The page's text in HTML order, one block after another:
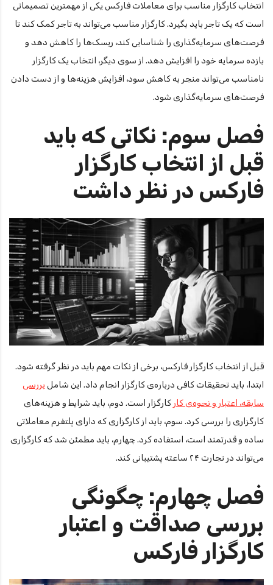
انتخاب کارگزار مناسب برای معاملات فارکس یکی از مهمترین تصمیماتی
است که یک تاجر باید بگیرد. کارگزار مناسب می‌تواند به تاجر کمک کند تا
فرصت‌های سرمایه‌گذاری را شناسایی کند، ریسک‌ها را کاهش دهد و
بازده سرمایه خود را افزایش دهد. از سوی دیگر، انتخاب یک کارگزار
نامناسب می‌تواند منجر به کاهش سود، افزایش هزینه‌ها و از دست دادن
فرصت‌های سرمایه‌گذاری شود.
فصل سوم: نکاتی که باید
قبل از انتخاب کارگزار
فارکس در نظر داشت
قبل از انتخاب کارگزار فارکس، برخی از نکات مهم باید در نظر گرفته شود.
ابتدا، باید تحقیقات کافی درباره‌ی کارگزار انجام داد. این شامل بررسی
سابقه، اعتبار و نحوه‌ی کار کارگزار است. دوم، باید شرایط و هزینه‌های
کارگزاری را بررسی کرد. سوم، باید از کارگزاری که دارای پلتفرم معاملاتی
ساده و قدرتمند است، استفاده کرد. چهارم، باید مطمئن شد که کارگزاری
می‌تواند در تجارت ۲۴ ساعته پشتیبانی کند.
فصل چهارم: چگونگی
بررسی صداقت و اعتبار
کارگزار فارکس